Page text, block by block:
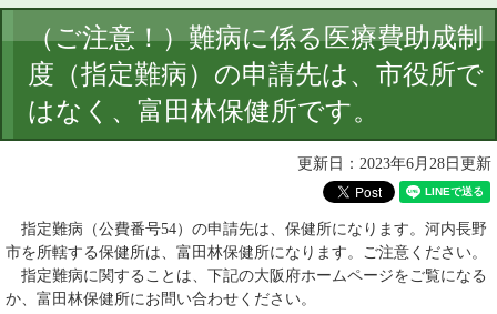
本
文
文
（ご注意！）難病に係る医療費助成制
度（指定難病）の申請先は、市役所で
はなく、富田林保健所です。
更新日：2023年6月28日更新
指定難病（公費番号54）の申請先は、保健所になります。河内長野
市を所轄する保健所は、富田林保健所になります。ご注意ください。
指定難病に関することは、下記の大阪府ホームページをご覧になる
か、富田林保健所にお問い合わせください。